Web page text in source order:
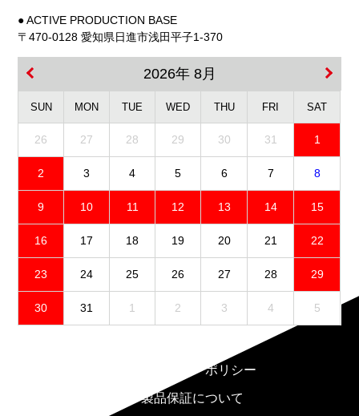
● ACTIVE PRODUCTION BASE
〒470-0128 愛知県日進市浅田平子1-370
2026年 8月
SUN MON TUE WED THU FRI SAT
26 27 28 29 30 31 1
2 3 4 5 6 7 8
9 10 11 12 13 14 15
16 17 18 19 20 21 22
23 24 25 26 27 28 29
30 31 1 2 3 4 5
プライバシーポリシー
製品保証について